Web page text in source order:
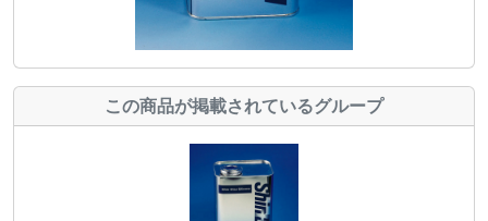
この商品が掲載されているグループ